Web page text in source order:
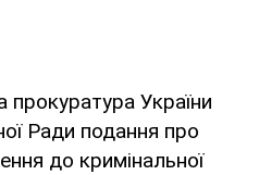
України
Ради подання про
до кримінальної